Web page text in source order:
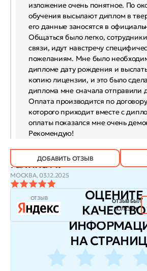
изложение очень понятное. По
обучения высылают диплом в
его данные заносятся в
Общаться было легко,
связи, идут навстречу
пожеланиям. Мне было
дипломе дату рождения и
копию лицензии, и это было
диплома мне сначала отправили
Оплата производится по
которого приходит вместе с
оплаты показался мне очень
Рекомендую!
Галина Л.
МОСКВА,03.12.2025
ОТЗЫВ
ОТЗЫВ БЫЛ
ПОЛЕЗЕН?
ДОБАВИТЬ ОТЗЫВ
ОЦЕНИТЕ
КАЧЕСТВО
НА